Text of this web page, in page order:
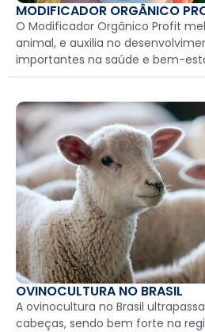
MODIFICADOR ORGÂNICO
O Modificador Orgânico Profit
animal, e auxilia no
importantes na saúde e bem-
OVINOCULTURA NO BRASIL
A ovinocultura no Brasil
cabeças, sendo bem forte na